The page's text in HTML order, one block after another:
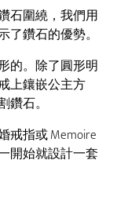
石圍繞，我們用
鑽石的優勢。
的。除了圓形明
上鑲嵌公主方
石。
戒指或 Memoire
開始就設計一套